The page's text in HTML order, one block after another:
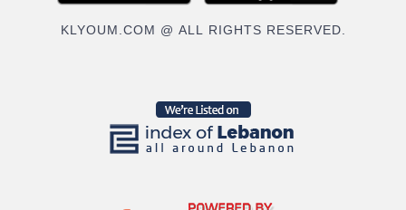
KLYOUM.COM @ ALL RIGHTS RESERVED.